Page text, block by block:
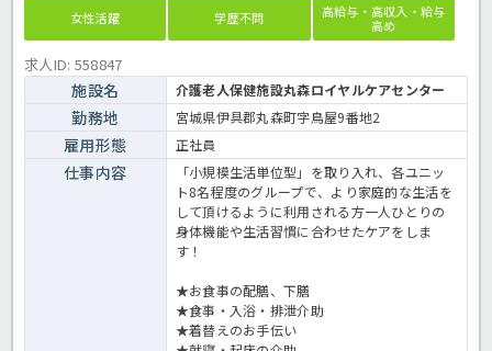
女性活躍 学歴不問
高給与・高収入・給与
高め
求人ID: 558847
施設名 介護老人保健施設丸森ロイヤルケアセンター
勤務地 宮城県伊具郡丸森町字鳥屋9番地2
雇用形態 正社員
仕事内容
「小規模生活単位型」を取り入れ、各ユニッ
ト8名程度のグループで、より家庭的な生活を
して頂けるように利用される方一人ひとりの
身体機能や生活習慣に合わせたケアをしま
す！
★お食事の配膳、下膳
★食事・入浴・排泄介助
★着替えのお手伝い